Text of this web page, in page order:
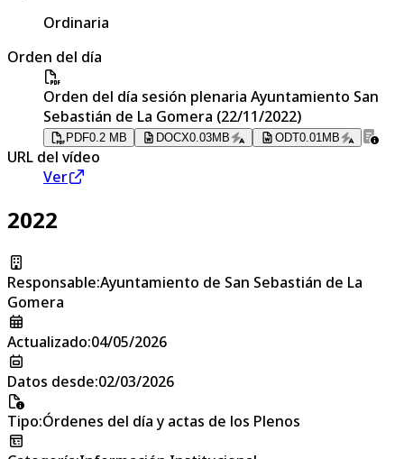
Ordinaria
Orden del día
Orden del día sesión plenaria Ayuntamiento San
Sebastián de La Gomera (22/11/2022)
PDF0.2 MB DOCX0.03MB ODT0.01MB
URL del vídeo
Ver
2022
Responsable:Ayuntamiento de San Sebastián de La
Gomera
Actualizado:04/05/2026
Datos desde:02/03/2026
Tipo:Órdenes del día y actas de los Plenos